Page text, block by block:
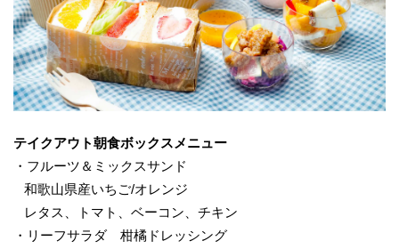
テイクアウト朝食ボックス メニュー
・フルーツ＆ミックスサンド
和歌山県産いちご/オレンジ
レタス、トマト、ベーコン、チキン
・リーフサラダ 柑橘ドレッシング